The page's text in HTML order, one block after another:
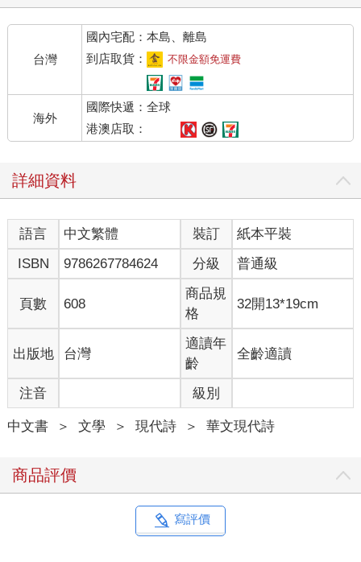
滿滿的寂寞 溢出的是解脫
不該是沈默 出現在這風口
穿過樹的風 像手般的撫弄
奔跑樹林中 答案會是什麼
離開或留下 枝葉間的掙扎
穿過樹的風 像手般的撫弄
〈無盡閃亮的哀愁〉
晴天
雨天
黑色
殷切的等候是個華麗的水波
所有圓圈都會慢慢變不見
今天
在城市中不停的邂逅
從前
台灣
國內宅配：本島、離島
到店取貨：
不限金額免運費
海外
國際快遞：全球
港澳店取：
詳細資料
語言 中文繁體 裝訂
紙本平裝
ISBN
9786267784624 分級 普通級
頁數 608
商品規
格
32開13*19cm
出版地 台灣
適讀年
齡
全齡適讀
注音 級別
中文書 ＞ 文學 ＞ 現代詩 ＞ 華文現代詩
商品評價
寫評價